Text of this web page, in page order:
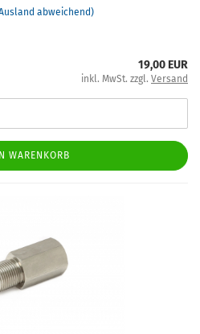
abweichend)
19,00 EUR
inkl. MwSt. zzgl. Versand
WARENKORB